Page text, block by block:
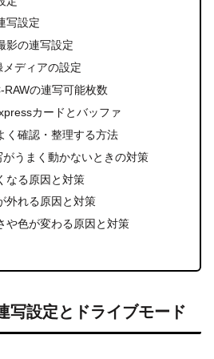
写設定
影の連写設定
ディアの設定
RAWの連写可能枚数
カードとバッファ
く確認・整理する方法
うまく動かないときの対策
なる原因と対策
外れる原因と対策
や色が変わる原因と対策
写設定とドライブモード